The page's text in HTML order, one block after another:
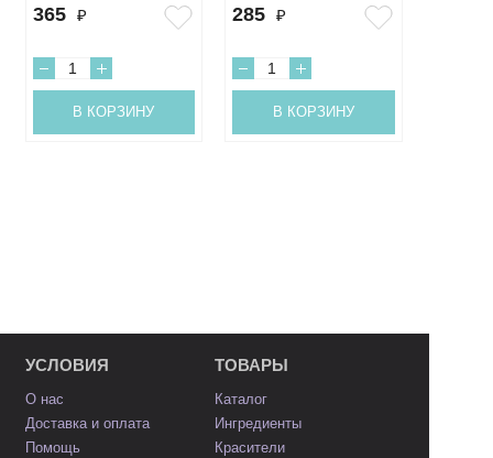
365 ₽
В КОРЗИНУ
285 ₽
В КОРЗИНУ
УСЛОВИЯ
О нас
Доставка и оплата
Помощь
ТОВАРЫ
Каталог
Ингредиенты
Красители